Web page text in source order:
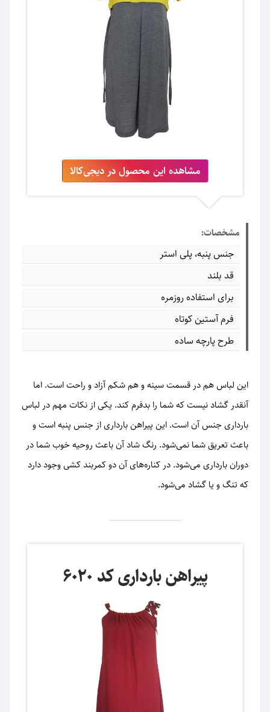
مشاهده این محصول در دیجی‌کالا
مشخصات:
جنس پنبه، پلی استر
قد بلند
برای استفاده روزمره
فرم آستین کوتاه
طرح پارچه ساده
این لباس هم در قسمت سینه و هم شکم آزاد و راحت است. اما
آنقدر گشاد نیست که شما را بدفرم کند. یکی از نکات مهم در لباس
بارداری جنس آن است. این پیراهن بارداری از جنس پنبه است و
باعث تعریق شما نمی‌شود. رنگ شاد آن باعث روحیه خوب شما در
دوران بارداری می‌شود. در کناره‌های آن دو کمربند کشی وجود دارد
که تنگ و یا گشاد می‌شود.
پیراهن بارداری کد 6020